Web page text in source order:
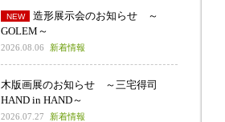
造形展示会のお知らせ ～
GOLEM～
2026.08.06 新着情報
木版画展のお知らせ ～三宅得司
HAND in HAND～
2026.07.27 新着情報